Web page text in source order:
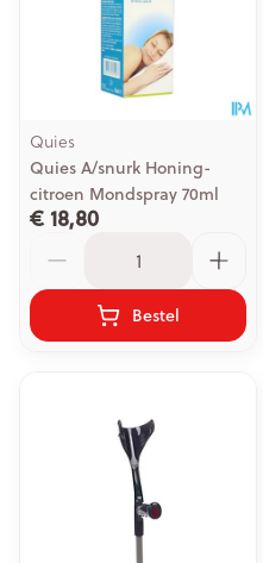
Quies
Quies A/snurk Honing-
citroen Mondspray 70ml
€ 18,80
Bestel